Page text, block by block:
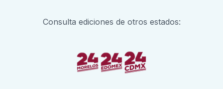
Consulta ediciones de otros estados: